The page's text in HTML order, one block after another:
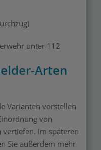
unter 112
Arten
Varianten vorstellen
von
Im späteren
Sie außerdem mehr